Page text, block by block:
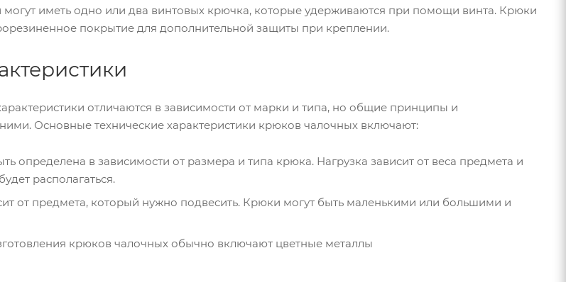
иметь одно или два винтовых крючка, которые удерживаются при помощи винта. Крюки
покрытие для дополнительной защиты при креплении.
отличаются в зависимости от марки и типа, но общие принципы и
Основные технические характеристики крюков чалочных включают:
определена в зависимости от размера и типа крюка. Нагрузка зависит от веса предмета и
располагаться.
от предмета, который нужно подвесить. Крюки могут быть маленькими или большими и
крюков чалочных обычно включают цветные металлы